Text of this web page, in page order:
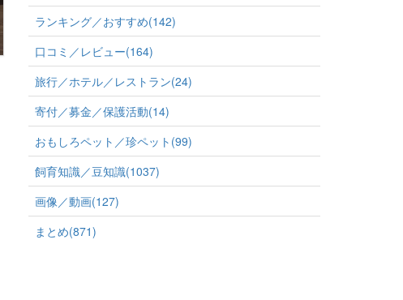
ランキング／おすすめ(142)
口コミ／レビュー(164)
旅行／ホテル／レストラン(24)
寄付／募金／保護活動(14)
おもしろペット／珍ペット(99)
飼育知識／豆知識(1037)
画像／動画(127)
まとめ(871)